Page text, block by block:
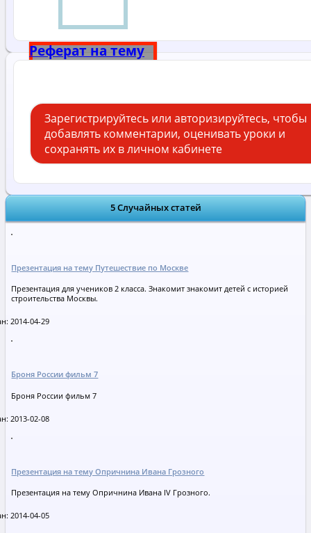
Реферат на тему
Зарегистрируйтесь или авторизируйтесь, чтобы
добавлять комментарии, оценивать уроки и
сохранять их в личном кабинете
5 Случайных статей
Презентация на тему Путешествие по Москве
Презентация для учеников 2 класса. Знакомит знакомит детей с историей
строительства Москвы.
2014-04-29
Броня России фильм 7
Броня России фильм 7
2013-02-08
Презентация на тему Опричнина Ивана Грозного
Презентация на тему Опричнина Ивана ΙV Грозного.
2014-04-05